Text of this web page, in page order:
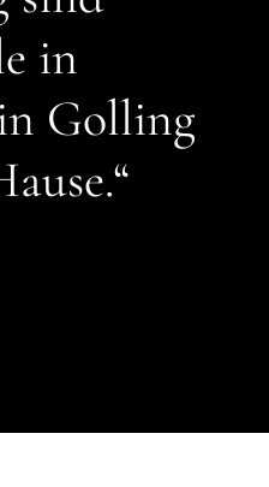
in
Golling